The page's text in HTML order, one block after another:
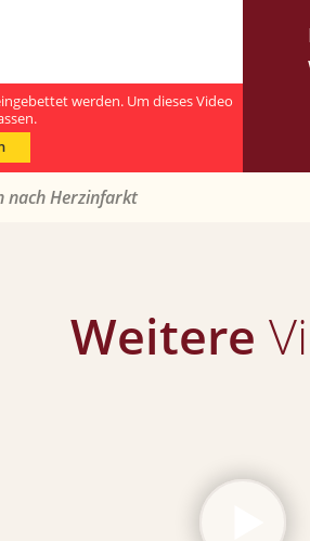
werden. Um dieses Video
nach Herzinfarkt
Weitere